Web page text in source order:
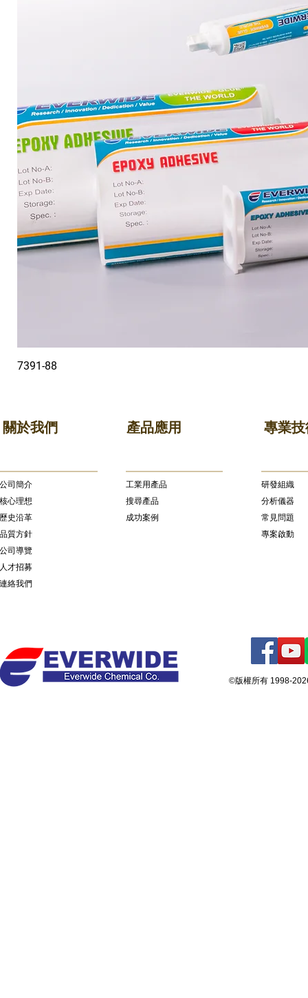
7391-88
關於我們 產品應用 專業
公司簡介
核心理想
歷史沿革
品質方針
公司導覽
人才招募
連絡我們
​工業用產品
搜尋產品
成功案例
研發組織
分析儀器
常見問題
專案啟動
©版權所有 1998-